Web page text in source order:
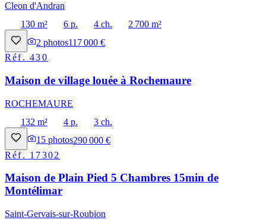
Cleon d'Andran
130 m²
6 p. 4 ch.
2 700 m²
2 photos117 000 €
Réf.430
Maison de village louée à Rochemaure
ROCHEMAURE
132 m²
4 p.
3 ch.
15 photos290 000 €
Réf. 17302
Maison de Plain Pied 5 Chambres 15min de
Montélimar
Saint-Gervais-sur-Roubion